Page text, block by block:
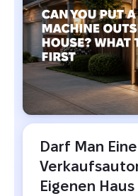
Darf Man
Eigenen